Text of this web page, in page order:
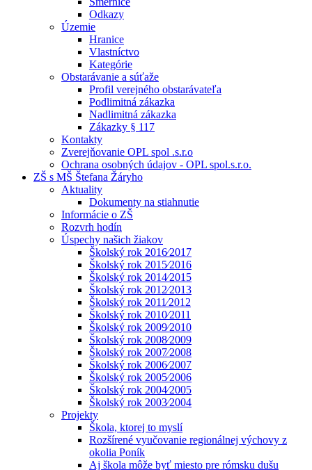
Odkazy
Územie
Hranice
Vlastníctvo
Kategórie
Obstarávanie a súťaže
Profil verejného obstarávateľa
Podlimitná zákazka
Nadlimitná zákazka
Zákazky § 117
Kontakty
Zverejňovanie OPL spol .s.r.o
Ochrana osobných údajov - OPL spol.s.r.o.
ZŠ s MŠ Štefana Žáryho
Aktuality
Dokumenty na stiahnutie
Informácie o ZŠ
Rozvrh hodín
Úspechy našich žiakov
Školský rok 2016⁄2017
Školský rok 2015⁄2016
Školský rok 2014⁄2015
Školský rok 2012⁄2013
Školský rok 2011⁄2012
Školský rok 2010⁄2011
Školský rok 2009⁄2010
Školský rok 2008⁄2009
Školský rok 2007⁄2008
Školský rok 2006⁄2007
Školský rok 2005⁄2006
Školský rok 2004⁄2005
Školský rok 2003⁄2004
Projekty
Škola, ktorej to myslí
Rozšírené vyučovanie regionálnej výchovy z
okolia Poník
Aj škola môže byť miesto pre rómsku dušu